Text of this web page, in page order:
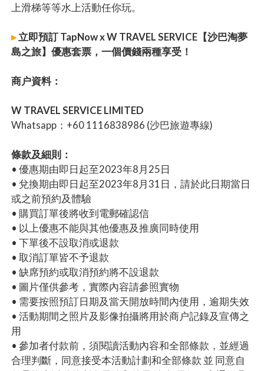
上滑梯等等水上活動任你玩。
▸立即預訂 TapNow x W TRAVEL SERVICE【沙巴淘夢
島之旅】優惠套票，一個價錢兩種享受！
商户資料：
W TRAVEL SERVICE LIMITED
Whatsapp：+60 1116838986 (沙巴旅遊專線)
條款及細則：
• 優惠期由即日起至2023年8月25日
• 兌換期由即日起至2023年8月31日，請於此日期當日
或之前預約及體驗
• 購買訂單後將收到電郵確認信
• 以上優惠不能與其他優惠及推廣同時使用
• 下單後不設取消或退款
• 取消訂單皆不予退款
• 缺席預約或取消預約將不設退款
• 圖片僅供參考，實際內容請參照實物
• 需要按照預訂日期及當天開放時間內使用，逾期失效
• 活動期間之照片及影像拍攝將用於商户記錄及宣傳之
用
• 參加者付款前，須閱讀活動內容和全部條款，並經過
合理判斷，同意接受本活動計劃和全部條款 並 同意自